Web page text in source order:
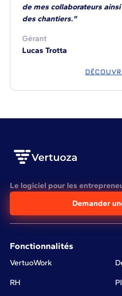
de mes collaborateurs
des chantiers."
Gérant
Lucas Trotta
Le logiciel pour les
Demander
Fonctionnalités
VertuoWork
RH